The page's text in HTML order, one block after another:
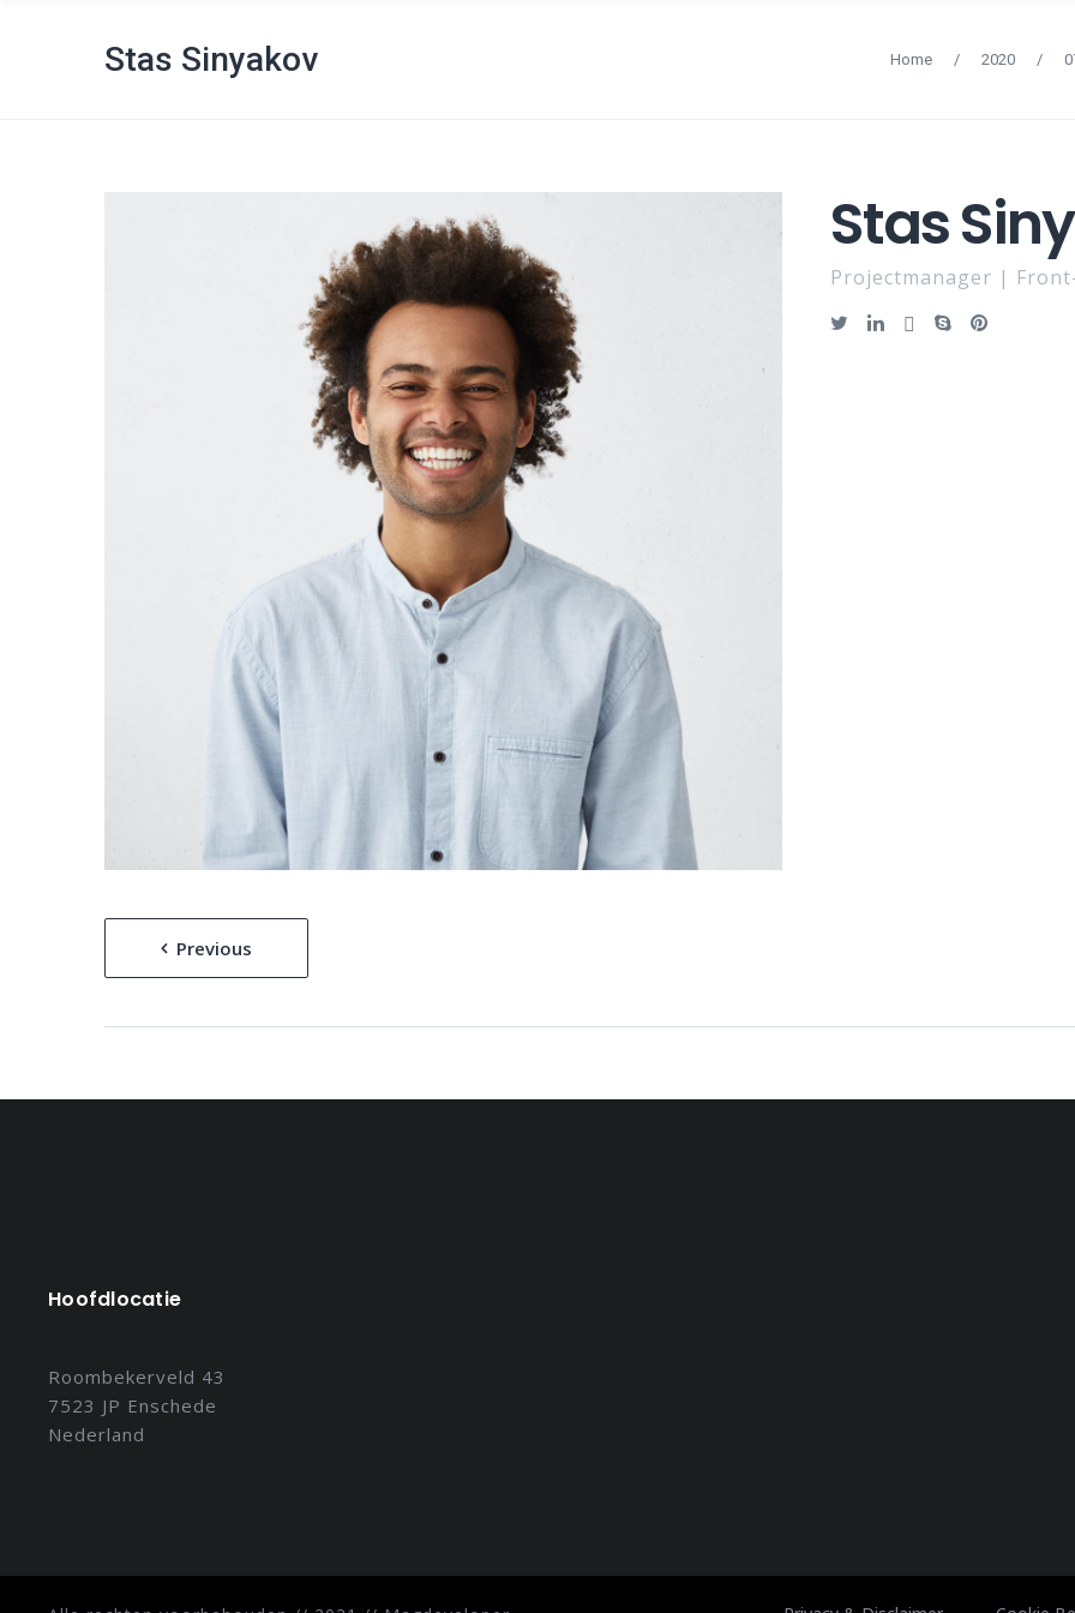
Stas Sinyakov Home / 2020 /
Stas
Projectmanager |
Bericht
navigatie
Previous
Hoofdlocatie
Roombekerveld 43
7523 JP Enschede
Nederland